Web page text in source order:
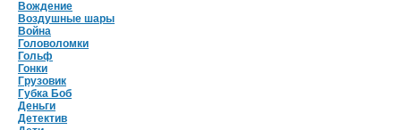
Вождение
Воздушные шары
Война
Головоломки
Гольф
Гонки
Грузовик
Губка Боб
Деньги
Детектив